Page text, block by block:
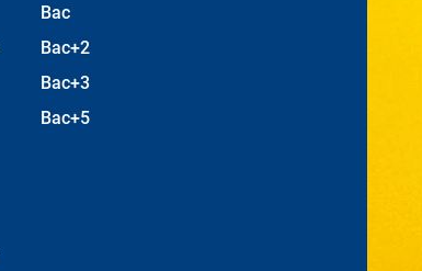
Bac
Bac+2
Bac+3
Bac+5